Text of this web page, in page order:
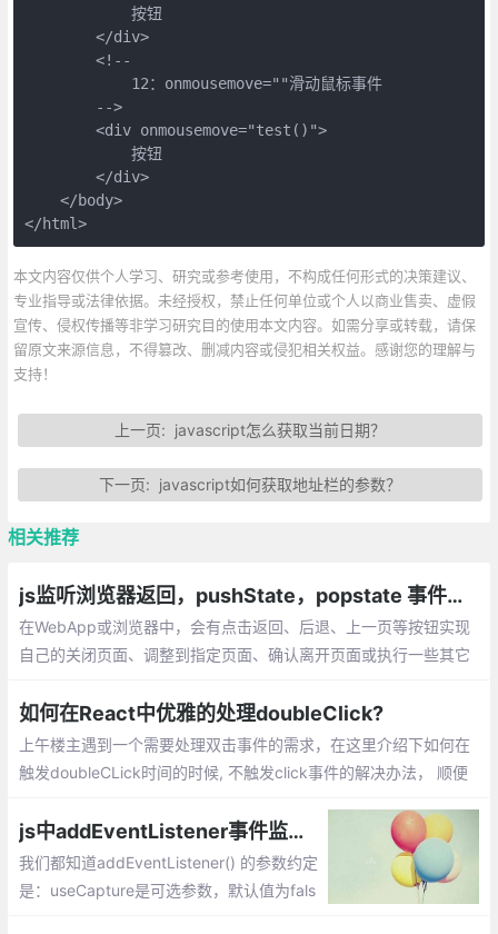
            按钮
        </div>
        <!--
            12：onmousemove=""滑动鼠标事件
        -->
        <div onmousemove="test()">
            按钮
        </div>
    </body>
</html>
本文内容仅供个人学习、研究或参考使用，不构成任何形式的决策建议、
专业指导或法律依据。未经授权，禁止任何单位或个人以商业售卖、虚假
宣传、侵权传播等非学习研究目的使用本文内容。如需分享或转载，请保
留原文来源信息，不得篡改、删减内容或侵犯相关权益。感谢您的理解与
支持！
上一页: javascript怎么获取当前日期？
下一页: javascript如何获取地址栏的参数？
相关推荐
js监听浏览器返回，pushState，popstate 事件，window.history对象
在WebApp或浏览器中，会有点击返回、后退、上一页等按钮实现
自己的关闭页面、调整到指定页面、确认离开页面或执行一些其它
页操作。
如何在React中优雅的处理doubleClick?
上午楼主遇到一个需要处理双击事件的需求，在这里介绍下如何在
触发doubleCLick时间的时候, 不触发click事件的解决办法， 顺便
断这个click 不在 doubleClick 中。
js中addEventListener事件监听器参数详解
我们都知道addEventListener() 的参数约定
是：useCapture是可选参数，默认值为fals